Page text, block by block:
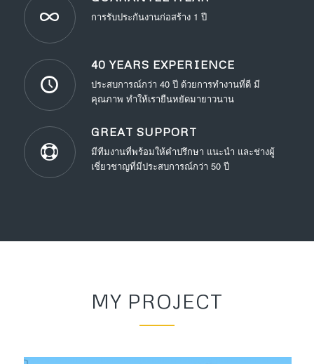
การรับประกันงานก่อสร้าง 1 ปี
40 YEARS EXPERIENCE
ประสบการณ์กว่า 40 ปี ด้วยการทำงานที่ดี มี
คุณภาพ ทำให้เรายืนหยัดมายาวนาน
GREAT SUPPORT
มีทีมงานที่พร้อมให้คำปรึกษา แนะนำ และช่างผู้
เชี่ยวชาญที่มีประสบการณ์กว่า 50 ปี
MY PROJECT